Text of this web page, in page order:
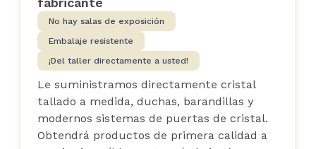
No hay salas de exposición
Embalaje resistente
¡Del taller directamente a usted!
Le suministramos directamente cristal
tallado a medida, duchas, barandillas y
modernos sistemas de puertas de cristal.
Obtendrá productos de primera calidad a